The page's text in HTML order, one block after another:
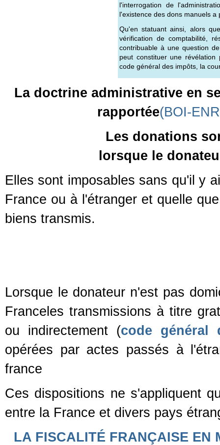
l'interrogation de
l'existence des dons manuels
Qu'en statuant ainsi, alors
vérification de comptabilité,
contribuable à une question
peut constituer une
code général des impôts, la
La doctrine administrative en
rapportée(BOI-
Les donations
lorsque le
Elles sont imposables sans qu'il y
France ou à l'étranger et quelle
biens transmis.
Lorsque le donateur n'est pas
Franceles transmissions à titre
ou indirectement (code général
opérées par actes passés à
france
Ces dispositions ne s'appliquent
entre la France et divers pays
LA FISCALITÉ FRANÇAISE EN